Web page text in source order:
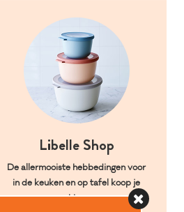
Libelle Shop
De allermooiste hebbedingen voor
in de keuken en op tafel koop je
hier.